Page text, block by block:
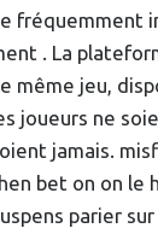
fréquemment
. La
même jeu,
joueurs ne
jamais.
bet on on le
parier